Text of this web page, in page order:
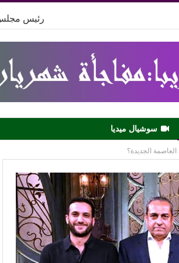
رئيس مجلس
سوشيال ميديا